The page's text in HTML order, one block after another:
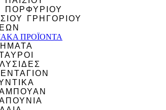
ΠΟΡΦΥΡΙΟΥ
ΓΡΗΓΟΡΙΟΥ
ΠΡΟΪΟΝΤΑ